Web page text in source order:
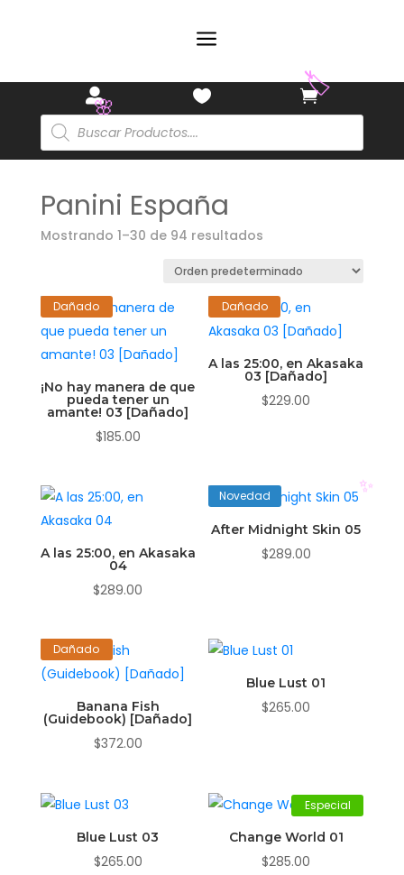
a
 

Búsqueda
de
productos
Panini España
Mostrando 1–30 de 94 resultados
Dañado
¡No hay manera de que
pueda tener un
amante! 03 [Dañado]
$185.00
Dañado
A las 25:00, en Akasaka
03 [Dañado]
$229.00
A las 25:00, en Akasaka
04
$289.00
Novedad
After Midnight Skin 05
$289.00
Dañado
Banana Fish
(Guidebook) [Dañado]
$372.00
Blue Lust 01
$265.00
Blue Lust 03
$265.00
Especial
Change World 01
$285.00
🌸
🌸